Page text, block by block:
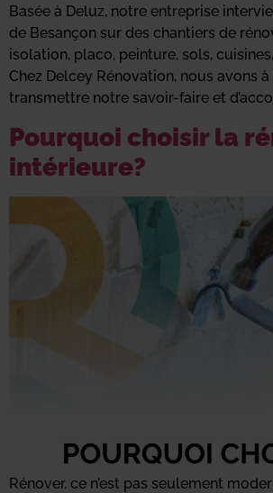
Basée à Deluz, notre entreprise
de Besançon sur des chantiers de
isolation, placo, peinture, sols,
Chez Delcey Rénovation, nous avons
transmettre notre savoir-faire et
Pourquoi choisir la
intérieure?
Rénover, ce n’est pas seulement